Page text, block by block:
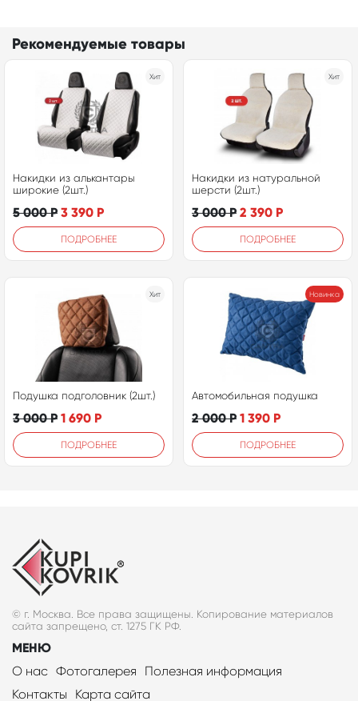
Рекомендуемые товары
Хит
Накидки из алькантары
широкие (2шт.)
5 000Р 3 390 Р
ПОДРОБНЕЕ
Хит
Накидки из натуральной
шерсти (2шт.)
3 000Р 2 390 Р
ПОДРОБНЕЕ
Хит
Подушка подголовник (2шт.)
3 000Р 1 690 Р
ПОДРОБНЕЕ
Новинка
Автомобильная подушка
2 000Р 1 390 Р
ПОДРОБНЕЕ
© г. Москва. Все права защищены. Копирование материалов
сайта запрещено, ст. 1275 ГК РФ.
МЕНЮ
О нас Фотогалерея
Полезная информация
Контакты
Карта сайта